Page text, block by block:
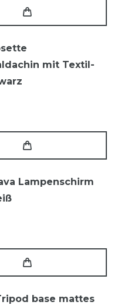
mit Textil-
Lampenschirm
base mattes